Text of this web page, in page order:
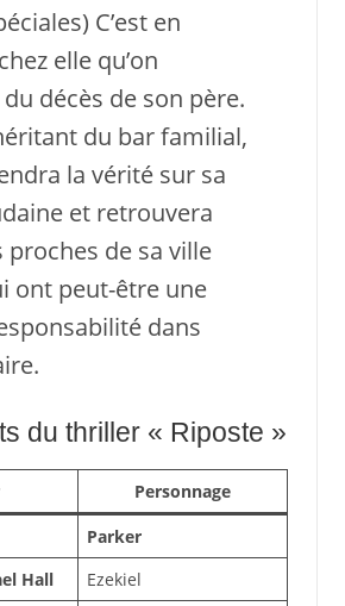
C’est en
elle qu’on
décès de son père.
du bar familial,
la vérité sur sa
et retrouvera
proches de sa ville
ont peut-être une
dans
du thriller « Riposte »
Personnage
Parker
Hall
Ezekiel